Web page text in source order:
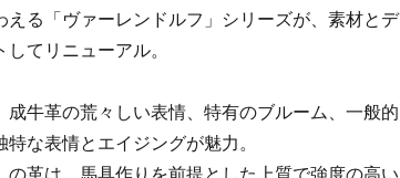
える「ヴァーレンドルフ」シリーズが、素材とデ
てリニューアル。
成牛革の荒々しい表情、特有のブルーム、一般的
な表情とエイジングが魅力。
の革は、馬具作りを前提とした上質で強度の高い